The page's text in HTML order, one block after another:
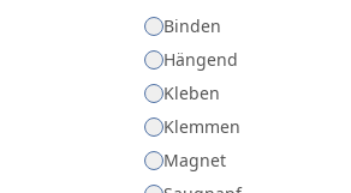
Binden
Hängend
Kleben
Klemmen
Magnet